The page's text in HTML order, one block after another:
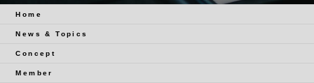
Home
News & Topics
Concept
Member